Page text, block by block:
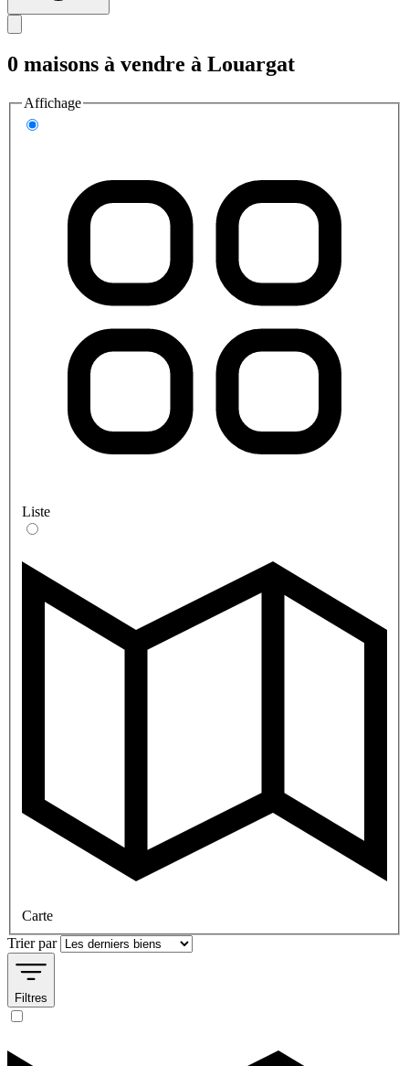
0 maisons à vendre à Louargat
Affichage
Liste
Carte
Trier par
Filtres